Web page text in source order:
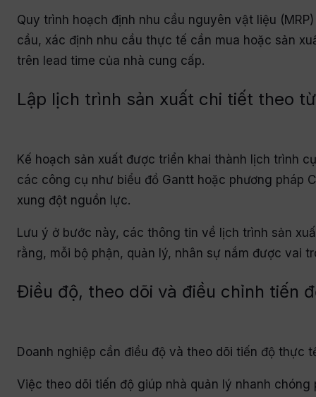
Quy trình hoạch định nhu cầu nguyên vật liệu
cầu, xác định nhu cầu thực tế cần mua hoặc sản
trên lead time của nhà cung cấp.
Lập lịch trình sản xuất chi tiết theo
Kế hoạch sản xuất được triển khai thành lịch trình
các công cụ như biểu đồ Gantt hoặc phương pháp
xung đột nguồn lực.
Lưu ý ở bước này, các thông tin về lịch trình sản
rằng, mỗi bộ phận, quản lý, nhân sự nắm được vai
Điều độ, theo dõi và điều chỉnh tiến
Doanh nghiệp cần điều độ và theo dõi tiến độ
Việc theo dõi tiến độ giúp nhà quản lý nhanh